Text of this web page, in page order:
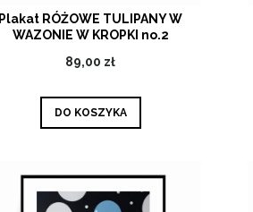
Plakat RÓŻOWE TULIPANY W
WAZONIE W KROPKI no.2
89,00 zł
DO KOSZYKA